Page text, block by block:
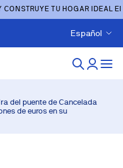
CONSTRUYE TU HOGAR IDEAL
Español
del puente de Cancelada
de euros en su